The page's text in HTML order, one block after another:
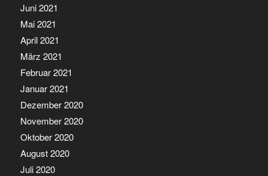
Juni 2021
Mai 2021
April 2021
März 2021
Februar 2021
Januar 2021
Dezember 2020
November 2020
Oktober 2020
August 2020
Juli 2020